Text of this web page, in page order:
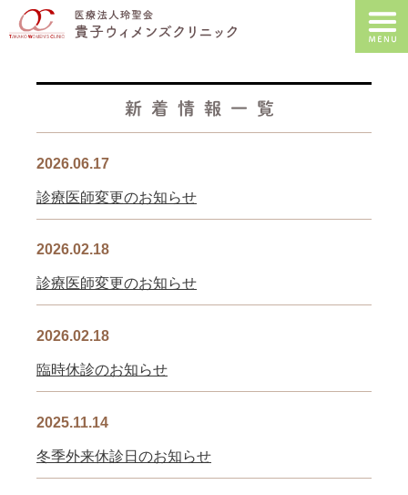
新着情報一覧
2026.06.17
診療医師変更のお知らせ
2026.02.18
診療医師変更のお知らせ
2026.02.18
臨時休診のお知らせ
2025.11.14
冬季外来休診日のお知らせ